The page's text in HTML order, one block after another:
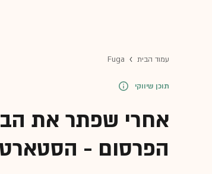
עמוד הבית Fuga
תוכן שיווקי
אחרי שפתר את
הפרסום -